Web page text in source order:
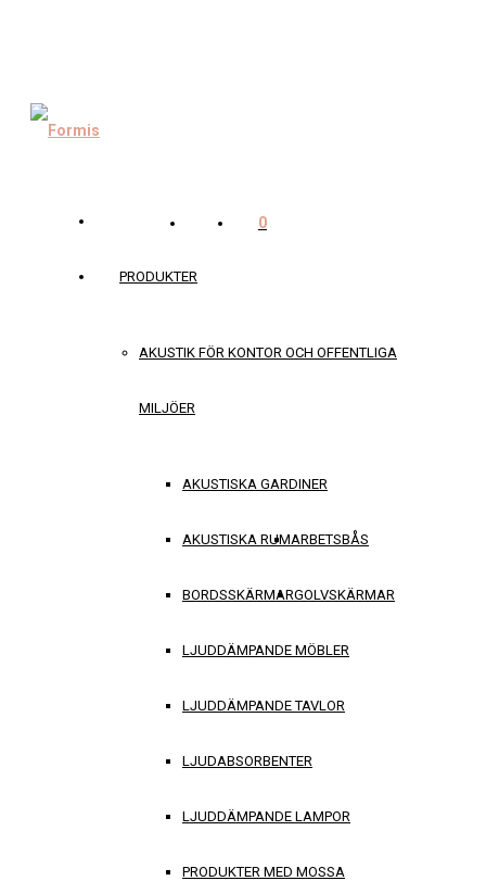
PRODUKTER
AKUSTIK FÖR KONTOR OCH OFFENTLIGA
MILJÖER
AKUSTISKA GARDINER
AKUSTISKA RUMARBETSBÅS
BORDSSKÄRMARGOLVSKÄRMAR
LJUDDÄMPANDE MÖBLER
LJUDDÄMPANDE TAVLOR
LJUDABSORBENTER
LJUDDÄMPANDE LAMPOR
PRODUKTER MED MOSSA
0